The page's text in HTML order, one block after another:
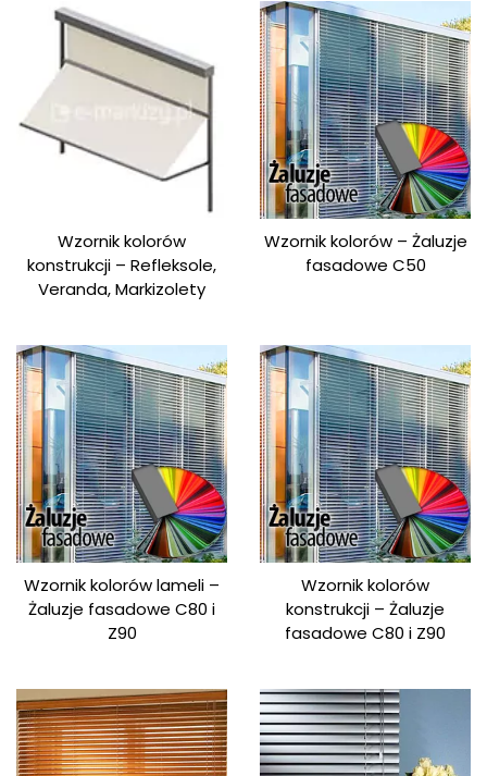
Wzornik kolorów
konstrukcji – Refleksole,
Veranda, Markizolety
Wzornik kolorów – Żaluzje
fasadowe C50
Wzornik kolorów lameli –
Żaluzje fasadowe C80 i
Z90
Wzornik kolorów
konstrukcji – Żaluzje
fasadowe C80 i Z90